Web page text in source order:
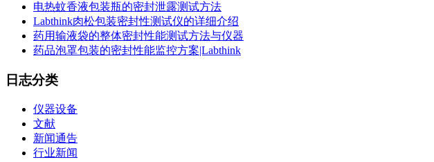
电热蚊香液包装瓶的密封泄露测试方法
Labthink肉松包装密封性测试仪的详细介绍
药用输液袋的整体密封性能测试方法与仪器
药品泡罩包装的密封性能监控方案|Labthink
日志分类
仪器设备
文献
新闻通告
行业新闻